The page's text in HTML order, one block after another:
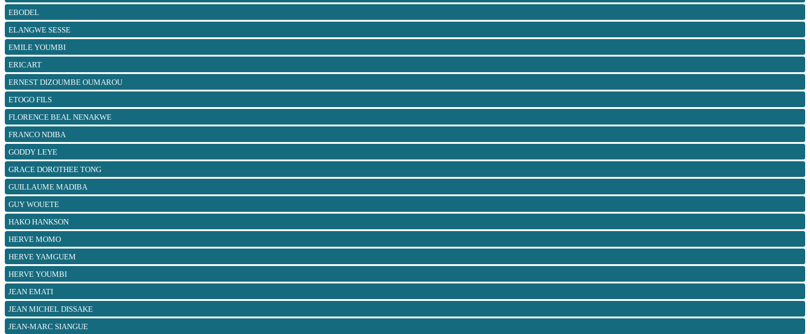
EBODEL
ELANGWE SESSE
EMILE YOUMBI
ERICART
ERNEST DIZOUMBE OUMAROU
ETOGO FILS
FLORENCE BEAL NENAKWE
FRANCO NDIBA
GODDY LEYE
GRACE DOROTHEE TONG
GUILLAUME MADIBA
GUY WOUETE
HAKO HANKSON
HERVE MOMO
HERVE YAMGUEM
HERVE YOUMBI
JEAN EMATI
JEAN MICHEL DISSAKE
JEAN-MARC SIANGUE